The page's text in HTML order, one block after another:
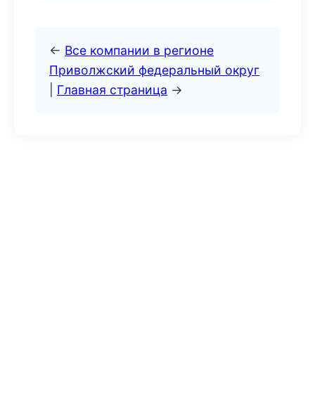
← Все компании в регионе
Приволжский федеральный округ
Главная страница →